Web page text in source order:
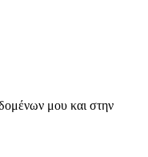
μου και στην